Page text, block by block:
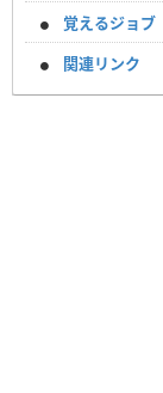
覚えるジョブ
関連リンク